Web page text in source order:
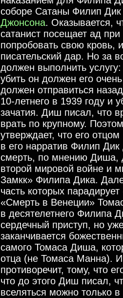
соборе Сатаны Филип Дик
Джонсона. Оказывается,
сатанист посещает ад
попробовать свою кровь,
писательский дар. Но за
должен выполнить
убить он должен его
должен отправиться
10-летнего в 1939 году и
зачатия. Диш писал, что
врать по крупному.
утверждает, что его
в его нарратив Филип
смерть, по мнению Диша,
второй мировой войне и
Замкк» Филипа Дика.
часть которых
«Смерть в Венеции»
в десятелетнего Филипа
сердечный приступ, но
заканчивается
самого Томаса Диша,
отца (не Томаса Манна).
противоречит, тому, что
что до этого Диш писал,
вселяться можно только